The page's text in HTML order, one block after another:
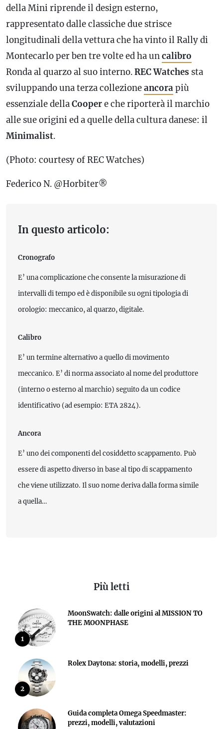
della Mini riprende il design esterno,
rappresentato dalle classiche due strisce
longitudinali della vettura che ha vinto il Rally di
Montecarlo per ben tre volte ed ha uncalibro
Ronda al quarzo al suo interno.REC Watches sta
sviluppando una terza collezioneancorapiù
essenziale dellaCoopere che riporterà il marchio
alle sue origini ed a quelle della cultura danese: il
Minimalist.
(Photo: courtesy of REC Watches)
Federico N. @Horbiter®
In questo articolo:
Cronografo
E’ una complicazione che consente la misurazione di
intervalli di tempo ed è disponibile su ogni tipologia di
orologio: meccanico, al quarzo, digitale.
Calibro
E’ un termine alternativo a quello di movimento
meccanico. E’ di norma associato al nome del produttore
(interno o esterno al marchio) seguito da un codice
identificativo (ad esempio: ETA 2824).
Ancora
E’ uno dei componenti del cosiddetto scappamento. Può
essere di aspetto diverso in base al tipo di scappamento
che viene utilizzato. Il suo nome deriva dalla forma simile
a quella…
Più letti
1
MoonSwatch: dalle origini al MISSION TO
THE MOONPHASE
2
Rolex Daytona: storia, modelli, prezzi
Guida completa Omega Speedmaster:
prezzi, modelli, valutazioni